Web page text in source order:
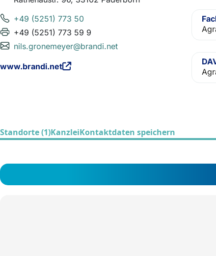
+49 (5251) 773 50
+49 (5251) 773 59 9
nils.gronemeyer@brandi.net
www.brandi.net
Standorte (1)KanzleiKontaktdaten speichern